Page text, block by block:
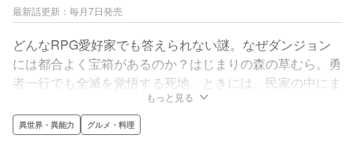
最新話更新：毎月7日発売
どんなRPG愛好家でも答えられない謎。なぜダンジョン
には都合よく宝箱があるのか？はじまりの森の草むら。勇
者一行でも全滅を覚悟する死地。ときには、民家の中にま
で。人知れず冒険者を助け、世界の均衡を保つため、宝箱
はいつもそこにある──。これは、誰も知らない、気にし
ない。宝箱を背負った、誰かの物語。
もっと見る
異世界・異能力 グルメ・料理